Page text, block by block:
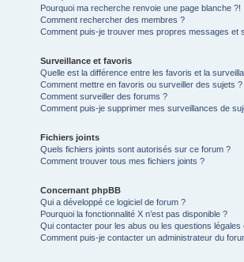
Pourquoi ma recherche renvoie une page blanche ?!
Comment rechercher des membres ?
Comment puis-je trouver mes propres messages et
Surveillance et favoris
Quelle est la différence entre les favoris et la
Comment mettre en favoris ou surveiller des sujets ?
Comment surveiller des forums ?
Comment puis-je supprimer mes surveillances de
Fichiers joints
Quels fichiers joints sont autorisés sur ce forum ?
Comment trouver tous mes fichiers joints ?
Concernant phpBB
Qui a développé ce logiciel de forum ?
Pourquoi la fonctionnalité X n’est pas disponible ?
Qui contacter pour les abus ou les questions
Comment puis-je contacter un administrateur du